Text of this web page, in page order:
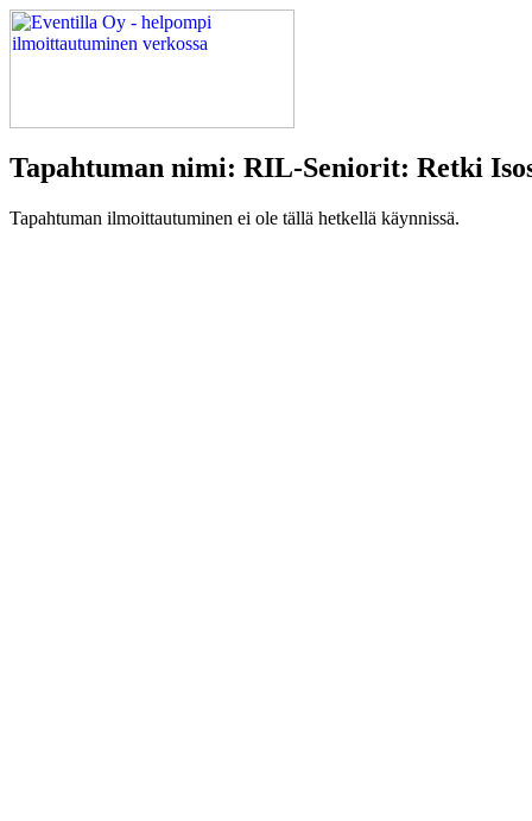
Tapahtuman nimi: RIL-Seniorit: Retki
Tapahtuman ilmoittautuminen ei ole tällä hetkellä käynnissä.